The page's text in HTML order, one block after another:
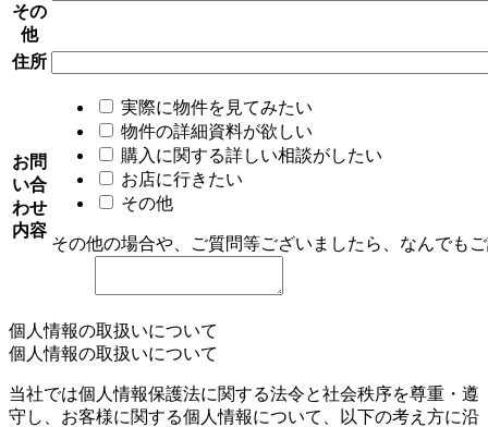
その
他
住所
お問
い合
わせ
内容
実際に物件を見てみたい
物件の詳細資料が欲しい
購入に関する詳しい相談がしたい
お店に行きたい
その他
その他の場合や、ご質問等ございましたら、なんでも
個人情報の取扱いについて
個人情報の取扱いについて
当社では個人情報保護法に関する法令と社会秩序を尊重・遵
守し、お客様に関する個人情報について、以下の考え方に沿